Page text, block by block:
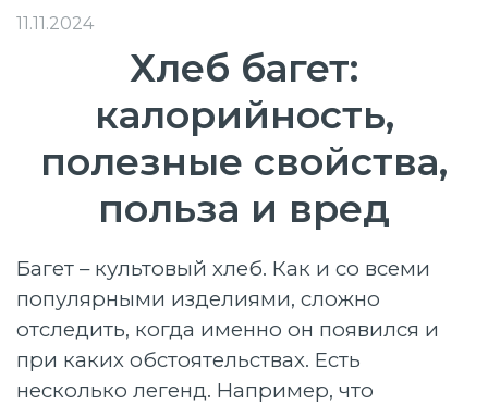
11.11.2024
Хлеб багет:
калорийность,
полезные свойства,
польза и вред
Багет – культовый хлеб. Как и со всеми
популярными изделиями, сложно
отследить, когда именно он появился и
при каких обстоятельствах. Есть
несколько легенд. Например, что